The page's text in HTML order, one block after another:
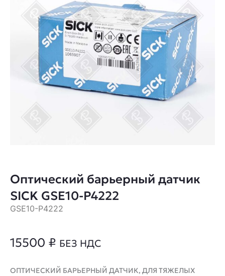
Оптический барьерный датчик
SICK GSE10-P4222
GSE10-P4222
15500 ₽ БЕЗ НДС
ОПТИЧЕСКИЙ БАРЬЕРНЫЙ ДАТЧИК, ДЛЯ ТЯЖЕЛЫХ